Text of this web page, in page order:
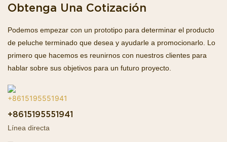
Obtenga Una Cotización
Podemos empezar con un prototipo para determinar el producto
de peluche terminado que desea y ayudarle a promocionarlo. Lo
primero que hacemos es reunirnos con nuestros clientes para
hablar sobre sus objetivos para un futuro proyecto.
+8615195551941
Línea directa